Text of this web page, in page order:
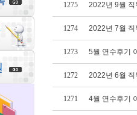
1275 2022년 9월 직
1274 2022년 7월 직
1273 5월 연수후기
1272 2022년 6월 직
1271 4월 연수후기